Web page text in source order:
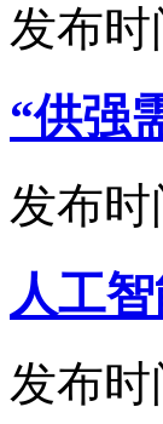
发布时
“供强
发布时
人工
发布时